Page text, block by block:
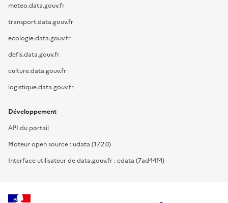
meteo.data.gouv.fr
transport.data.gouv.fr
ecologie.data.gouv.fr
defis.data.gouv.fr
culture.data.gouv.fr
logistique.data.gouv.fr
Développement
API du portail
Moteur open source : udata (17.2.0)
Interface utilisateur de data.gouv.fr : cdata (7ad44f4)